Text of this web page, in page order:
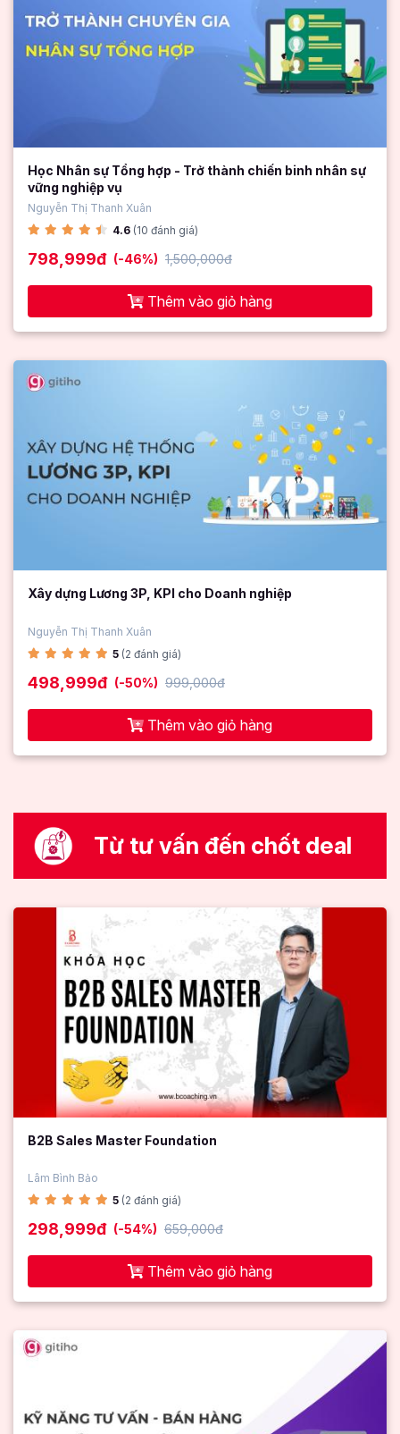
Học Nhân sự Tổng hợp - Trở thành chiến binh nhân sự
vững nghiệp vụ
Nguyễn Thị Thanh Xuân
4.6 (10 đánh giá)
798,999đ (-46%) 1,500,000đ
Thêm vào giỏ hàng
Xây dựng Lương 3P, KPI cho Doanh nghiệp
Nguyễn Thị Thanh Xuân
5 (2 đánh giá)
498,999đ (-50%) 999,000đ
Thêm vào giỏ hàng
Từ tư vấn đến chốt deal
B2B Sales Master Foundation
Lâm Bình Bảo
5 (2 đánh giá)
298,999đ (-54%) 659,000đ
Thêm vào giỏ hàng